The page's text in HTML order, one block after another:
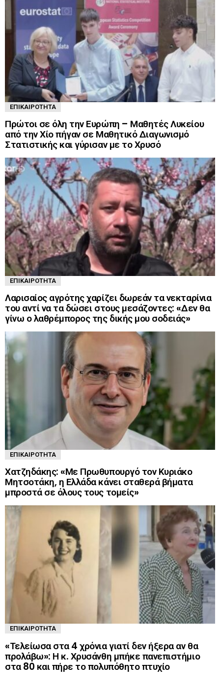
ΕΠΙΚΑΙΡΌΤΗΤΑ
Πρώτοι σε όλη την Ευρώπη – Μαθητές Λυκείου
από την Χίο πήγαν σε Μαθητικό Διαγωνισμό
Στατιστικής και γύρισαν με το Χρυσό
ΕΠΙΚΑΙΡΌΤΗΤΑ
Λαρισαίος αγρότης χαρίζει δωρεάν τα νεκταρίνια
του αντί να τα δώσει στους μεσάζοντες: «Δεν θα
γίνω ο λαθρέμπορος της δικής μου σοδειάς»
ΕΠΙΚΑΙΡΌΤΗΤΑ
Χατζηδάκης: «Με Πρωθυπουργό τον Κυριάκο
Μητσοτάκη, η Ελλάδα κάνει σταθερά βήματα
μπροστά σε όλους τους τομείς»
ΕΠΙΚΑΙΡΌΤΗΤΑ
«Τελείωσα στα 4 χρόνια γιατί δεν ήξερα αν θα
προλάβω»: Η κ. Χρυσάνθη μπήκε πανεπιστήμιο
στα 80 και πήρε το πολυπόθητο πτυχίο